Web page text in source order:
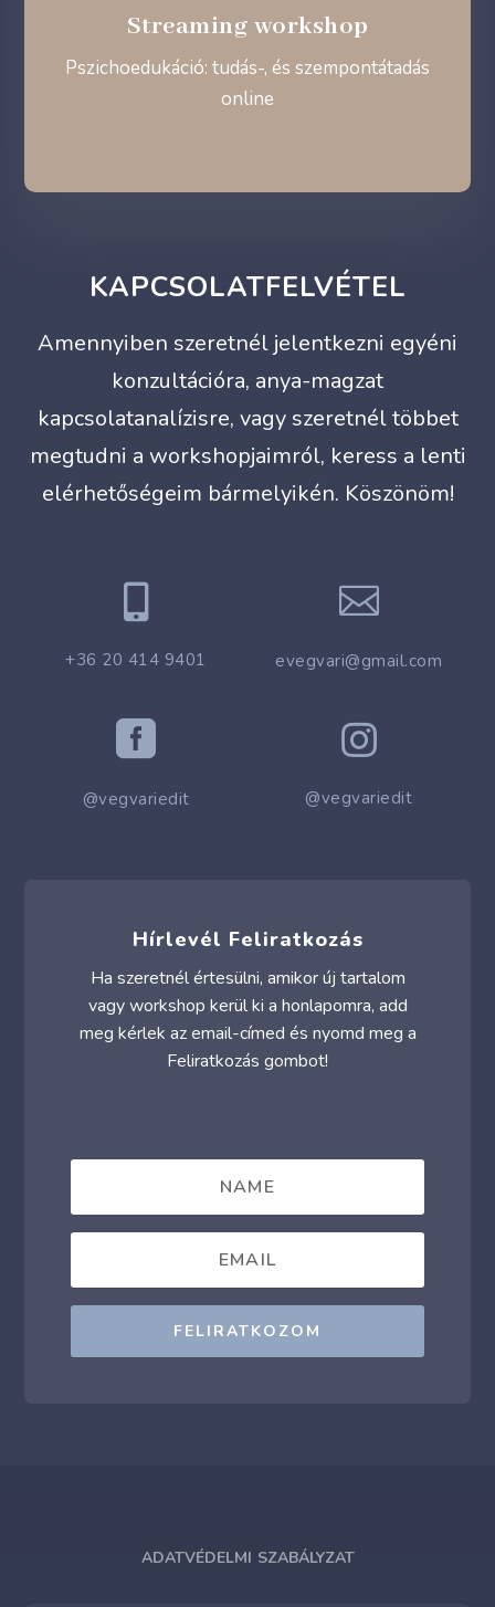
Streaming workshop
Pszichoedukáció: tudás-, és szempontátadás
online
KAPCSOLATFELVÉTEL
Amennyiben szeretnél jelentkezni egyéni
konzultációra, anya-magzat
kapcsolatanalízisre, vagy szeretnél többet
megtudni a workshopjaimról, keress a lenti
elérhetőségeim bármelyikén. Köszönöm!

+36 20 414 9401

evegvari@gmail.com

@vegvariedit

@vegvariedit
Hírlevél Feliratkozás
Ha szeretnél értesülni, amikor új tartalom
vagy workshop kerül ki a honlapomra, add
meg kérlek az email-címed és nyomd meg a
Feliratkozás gombot!
FELIRATKOZOM
ADATVÉDELMI SZABÁLYZAT